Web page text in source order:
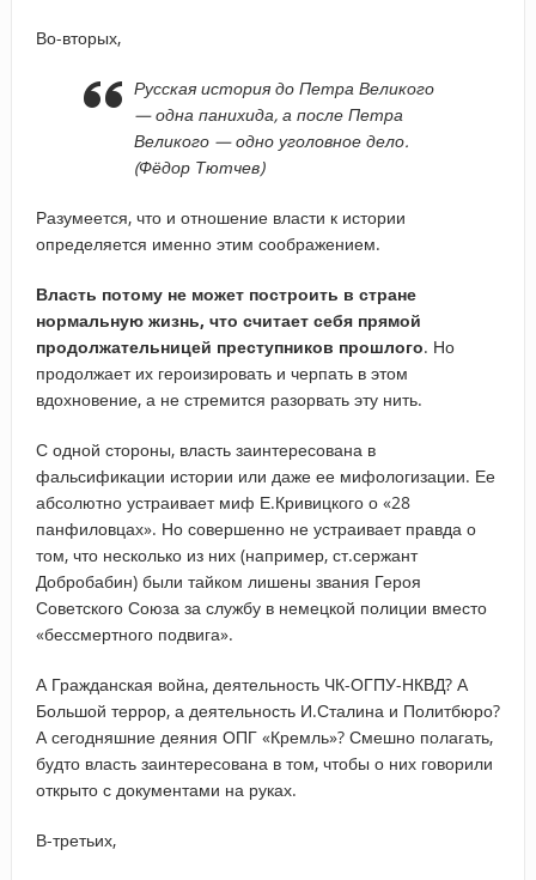
Во-вторых,
Русская история до Петра Великого
— одна панихида, а после Петра
Великого — одно уголовное дело.
(Фёдор Тютчев)
Разумеется, что и отношение власти к истории
определяется именно этим соображением.
Власть потому не может построить в стране
нормальную жизнь, что считает себя прямой
продолжательницей преступников прошлого. Но
продолжает их героизировать и черпать в этом
вдохновение, а не стремится разорвать эту нить.
С одной стороны, власть заинтересована в
фальсификации истории или даже ее мифологизации. Ее
абсолютно устраивает миф Е.Кривицкого о «28
панфиловцах». Но совершенно не устраивает правда о
том, что несколько из них (например, ст.сержант
Добробабин) были тайком лишены звания Героя
Советского Союза за службу в немецкой полиции вместо
«бессмертного подвига».
А Гражданская война, деятельность ЧК-ОГПУ-НКВД? А
Большой террор, а деятельность И.Сталина и Политбюро?
А сегодняшние деяния ОПГ «Кремль»? Смешно полагать,
будто власть заинтересована в том, чтобы о них говорили
открыто с документами на руках.
В-третьих,